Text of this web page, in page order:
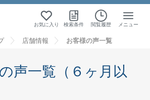
お気に入り 検索条件 閲覧履歴 メニュー
店舗情報 お客様の声一覧
声一覧（６ヶ月以